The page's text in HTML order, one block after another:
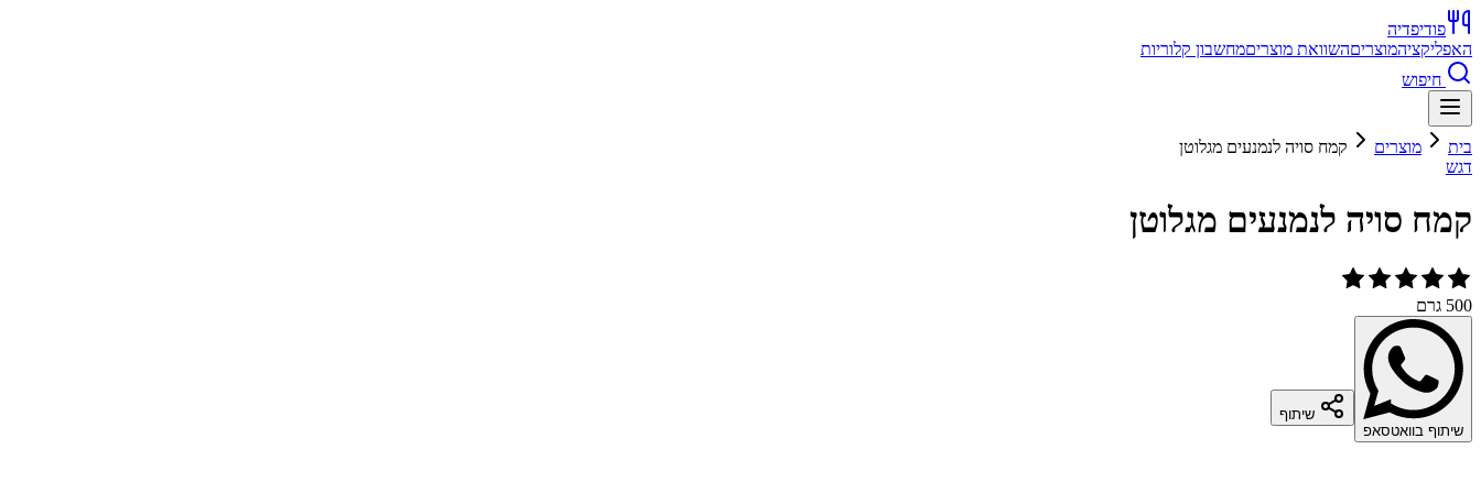
פודיפדיה
האפליקציהמוצריםהשוואת מוצריםמחשבון קלוריות
חיפוש
בית מוצרים
קמח סויה לנמנעים מגלוטן
דגש
קמח סויה לנמנעים מגלוטן
500 גרם
שיתוף בוואטסאפ
שיתוף